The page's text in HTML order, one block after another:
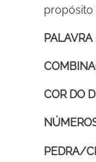
propósito
PALAVRA
COR DO
PEDRA/